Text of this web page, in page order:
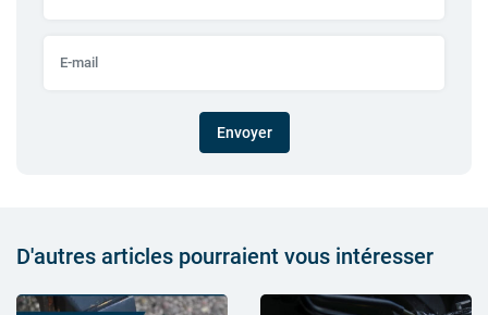
Envoyer
D'autres articles pourraient vous intéresser